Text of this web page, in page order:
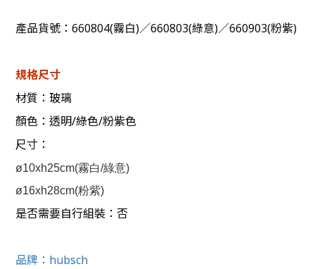
產品貨號：660804(霧白)／660803(綠意)／660903(粉紫)
規格尺寸
材質：玻璃
顏色：透明/綠色/粉紫色
尺寸 ：
ø10xh25cm(霧白/綠意)
ø16xh28cm(粉紫)
是否需要自行組裝：否
品牌： hubsch